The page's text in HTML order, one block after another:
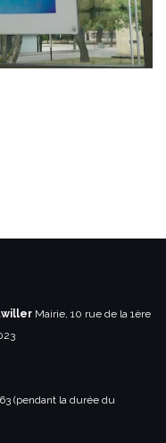
Mairie, 10 rue de la 1ère
(pendant la durée du